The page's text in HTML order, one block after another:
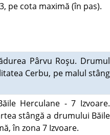
pe cota maximă (în pas).
Pârvu Roşu. Drumul
Cerbu, pe malul stâng
Herculane - 7 Izvoare.
stângă a drumului Băile
în zona 7 Izvoare.